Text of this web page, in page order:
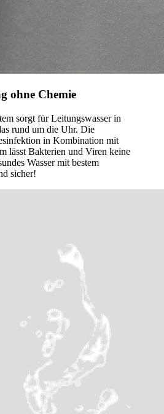
ohne Chemie
sorgt für Leitungswasser in
rund um die Uhr. Die
in Kombination mit
lässt Bakterien und Viren keine
Wasser mit bestem
sicher!